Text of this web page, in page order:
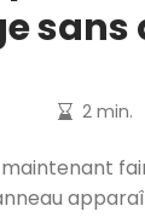
2 min.